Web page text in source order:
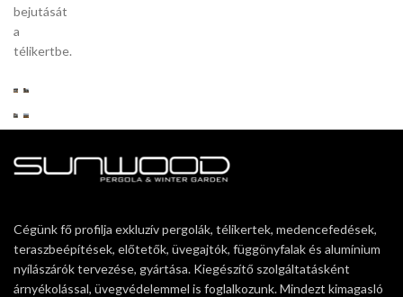
bejutását
a
télikertbe.
Cégünk fő profilja exkluzív pergolák, télikertek, medencefedések,
teraszbeépítések, előtetők, üvegajtók, függönyfalak és alumínium
nyílászárók tervezése, gyártása. Kiegészítő szolgáltatásként
árnyékolással, üvegvédelemmel is foglalkozunk. Mindezt kimagasló